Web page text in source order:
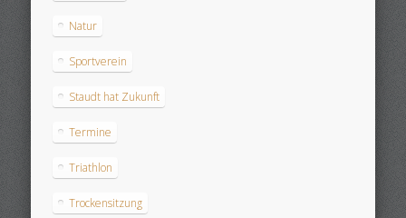
Natur
Sportverein
Staudt hat Zukunft
Termine
Triathlon
Trockensitzung